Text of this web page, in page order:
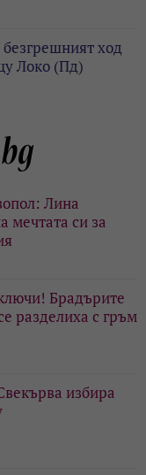
ход
Локо (Пд)
Лина
мечтата си за
Брадърите
разделиха с гръм
избира